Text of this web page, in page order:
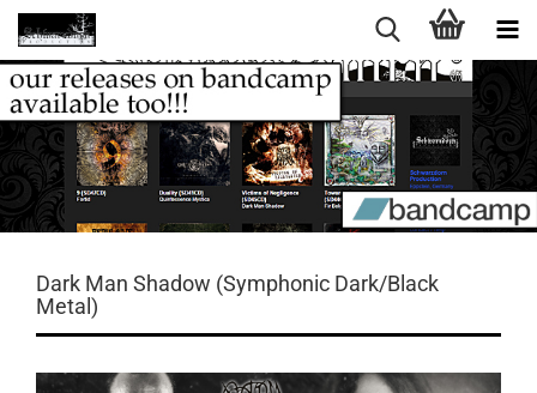
Dark Man Shadow (Symphonic Dark/Black
Metal)